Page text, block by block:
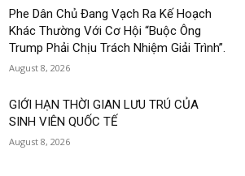
Phe Dân Chủ Đang Vạch Ra Kế Hoạch
Khác Thường Với Cơ Hội “Buộc Ông
Trump Phải Chịu Trách Nhiệm Giải Trình”.
August 8, 2026
GIỚI HẠN THỜI GIAN LƯU TRÚ CỦA
SINH VIÊN QUỐC TẾ
August 8, 2026